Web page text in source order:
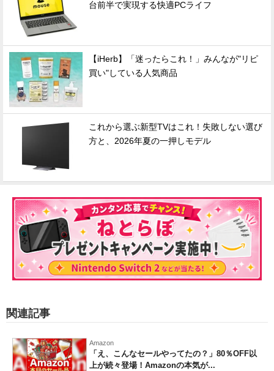
台前半で実現する快適PCライフ
【iHerb】「迷ったらこれ！」みんなが"リピ
買い"している人気商品
これから選ぶ新型TVはこれ！失敗しない選び
方と、2026年夏の一押しモデル
関連記事
Amazon
「え、こんなセールやってたの？」80％OFF以
上が続々登場！Amazonの本気が...